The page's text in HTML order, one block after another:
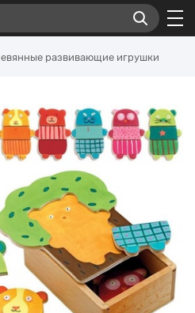
развивающие игрушки